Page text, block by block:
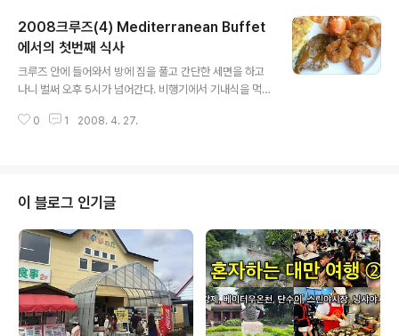
발한다. 얼마전부터 기적소리가 몇번 들려서 잘은 몰랐지
만 어느덧 해가 넘어가고 홍콩 시내가 옆으로 지나가고 있
는 모습을 보면서 배가 움직인다는 걸 느낀다.
2008크루즈(4) Mediterranean Buffet
에서의 첫번째 식사
크루즈 안에 들어와서 방에 짐을 풀고 간단한 세면을 하고
나니 벌써 오후 5시가 넘어간다. 비행기에서 기내식을 먹
경하기도 전에 배가 고프다는 신호가 날아온다. 방에 놓인
데 한 곳을 무료로 이용할 수 있고, 나머지는 유료다. 무료
식당에서도 쥬스를 제외한 음료나 주류, 생과일 쥬스등은
유료다. 여행사의 안내문에 1일 6끼의 식사라고 되어 있는
데 기본 아침, 점심, 저녁 3끼가 있고, 새벽 Early Riser,
모닝티나 애프터눈티, 야식으로 나뉘어서 간단하게 요기와
차를 ..
0 1 2008. 4. 27.
이 블로그 인기글